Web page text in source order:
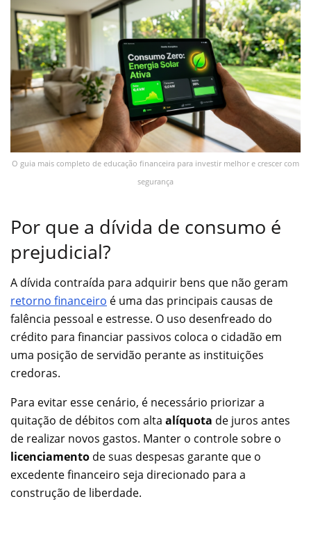
O guia mais completo de educação financeira para investir melhor e crescer com
segurança
Por que a dívida de consumo é
prejudicial?
A dívida contraída para adquirir bens que não geram
retorno financeiro é uma das principais causas de
falência pessoal e estresse. O uso desenfreado do
crédito para financiar passivos coloca o cidadão em
uma posição de servidão perante as instituições
credoras.
Para evitar esse cenário, é necessário priorizar a
quitação de débitos com alta alíquota de juros antes
de realizar novos gastos. Manter o controle sobre o
licenciamento de suas despesas garante que o
excedente financeiro seja direcionado para a
construção de liberdade.